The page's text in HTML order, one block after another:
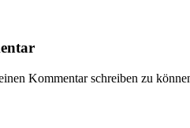
Kommentar schreiben zu